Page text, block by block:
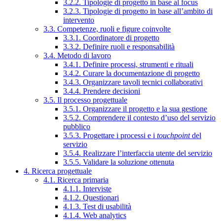
3.2.2. Tipologie di progetto in base al focus
3.2.3. Tipologie di progetto in base all’ambito di
intervento
3.3. Competenze, ruoli e figure coinvolte
3.3.1. Coordinatore di progetto
3.3.2. Definire ruoli e responsabilità
3.4. Metodo di lavoro
3.4.1. Definire processi, strumenti e rituali
3.4.2. Curare la documentazione di progetto
3.4.3. Organizzare tavoli tecnici collaborativi
3.4.4. Prendere decisioni
3.5. Il processo progettuale
3.5.1. Organizzare il progetto e la sua gestione
3.5.2. Comprendere il contesto d’uso del servizio
pubblico
3.5.3. Progettare i processi e i touchpointdel
servizio
3.5.4. Realizzare l’interfaccia utente del servizio
3.5.5. Validare la soluzione ottenuta
4. Ricerca progettuale
4.1. Ricerca primaria
4.1.1. Interviste
4.1.2. Questionari
4.1.3. Test di usabilità
4.1.4. Web analytics